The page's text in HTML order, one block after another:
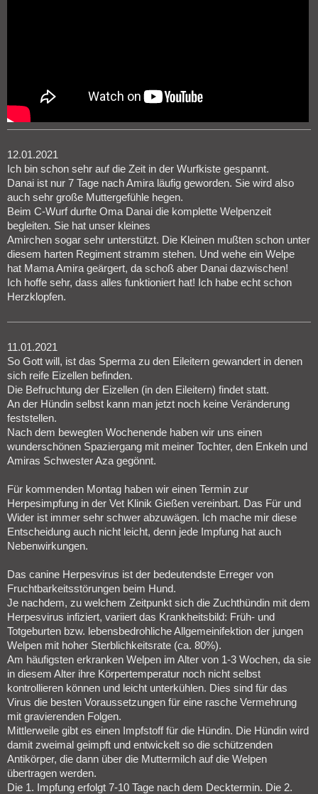
12.01.2021
Ich bin schon sehr auf die Zeit in der Wurfkiste gespannt.
Danai ist nur 7 Tage nach Amira läufig geworden. Sie wird also
auch sehr große Muttergefühle hegen.
Beim C-Wurf durfte Oma Danai die komplette Welpenzeit
begleiten. Sie hat unser kleines
Amirchen sogar sehr unterstützt. Die Kleinen mußten schon unter
diesem harten Regiment stramm stehen. Und wehe ein Welpe
hat Mama Amira geärgert, da schoß aber Danai dazwischen!
Ich hoffe sehr, dass alles funktioniert hat! Ich habe echt schon
Herzklopfen.
11.01.2021
So Gott will, ist das Sperma zu den Eileitern gewandert in denen
sich reife Eizellen befinden.
Die Befruchtung der Eizellen (in den Eileitern) findet statt.
An der Hündin selbst kann man jetzt noch keine Veränderung
feststellen.
Nach dem bewegten Wochenende haben wir uns einen
wunderschönen Spaziergang mit meiner Tochter, den Enkeln und
Amiras Schwester Aza gegönnt.
Für kommenden Montag haben wir einen Termin zur
Herpesimpfung in der Vet Klinik Gießen vereinbart. Das Für und
Wider ist immer sehr schwer abzuwägen. Ich mache mir diese
Entscheidung auch nicht leicht, denn jede Impfung hat auch
Nebenwirkungen.
Das canine Herpesvirus ist der bedeutendste Erreger von
Fruchtbarkeitsstörungen beim Hund.
Je nachdem, zu welchem Zeitpunkt sich die Zuchthündin mit dem
Herpesvirus infiziert, variiert das Krankheitsbild: Früh- und
Totgeburten bzw. lebensbedrohliche Allgemeinifektion der jungen
Welpen mit hoher Sterblichkeitsrate (ca. 80%).
Am häufigsten erkranken Welpen im Alter von 1-3 Wochen, da sie
in diesem Alter ihre Körpertemperatur noch nicht selbst
kontrollieren können und leicht unterkühlen. Dies sind für das
Virus die besten Voraussetzungen für eine rasche Vermehrung
mit gravierenden Folgen.
Mittlerweile gibt es einen Impfstoff für die Hündin. Die Hündin wird
damit zweimal geimpft und entwickelt so die schützenden
Antikörper, die dann über die Muttermilch auf die Welpen
übertragen werden.
Die 1. Impfung erfolgt 7-10 Tage nach dem Decktermin. Die 2.